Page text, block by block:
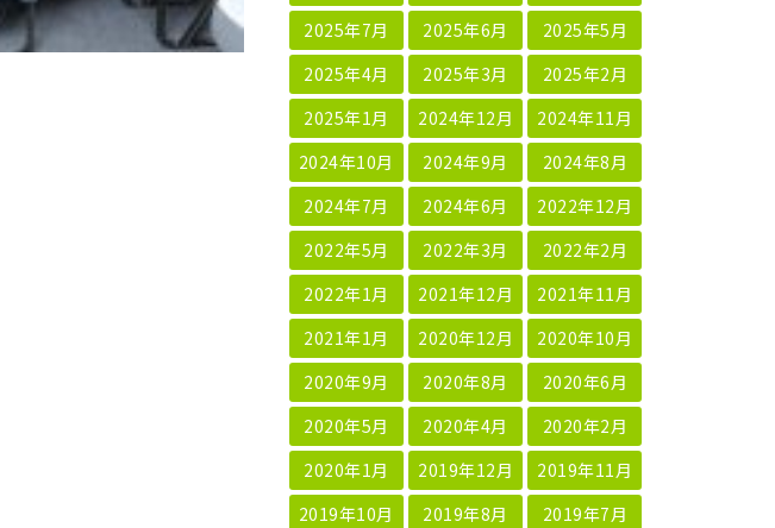
2025年7月
2025年6月
2025年5月
2025年4月
2025年3月
2025年2月
2025年1月
2024年12月
2024年11月
2024年10月
2024年9月
2024年8月
2024年7月
2024年6月
2022年12月
2022年5月
2022年3月
2022年2月
2022年1月
2021年12月
2021年11月
2021年1月
2020年12月
2020年10月
2020年9月
2020年8月
2020年6月
2020年5月
2020年4月
2020年2月
2020年1月
2019年12月
2019年11月
2019年10月
2019年8月
2019年7月